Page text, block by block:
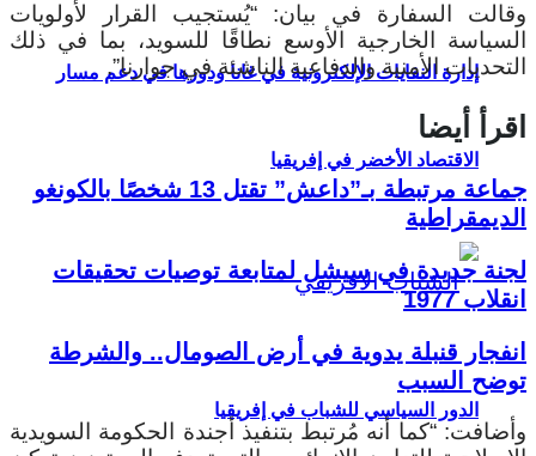
إدارة النفايات الإلكترونية في غانا ودورها في دعم مسار
الاقتصاد الأخضر في إفريقيا
الدور السياسي للشباب في إفريقيا
وقالت السفارة في بيان: “يُستجيب القرار لأولويات
السياسة الخارجية الأوسع نطاقًا للسويد، بما في ذلك
التحديات الأمنية والدفاعية الناشئة في جوارنا”.
اقرأ أيضا
جماعة مرتبطة بـ”داعش” تقتل 13 شخصًا بالكونغو
الديمقراطية
لجنة جديدة في سيشل لمتابعة توصيات تحقيقات
انقلاب 1977
انفجار قنبلة يدوية في أرض الصومال.. والشرطة
توضح السبب
وأضافت: “كما أنه مُرتبط بتنفيذ أجندة الحكومة السويدية